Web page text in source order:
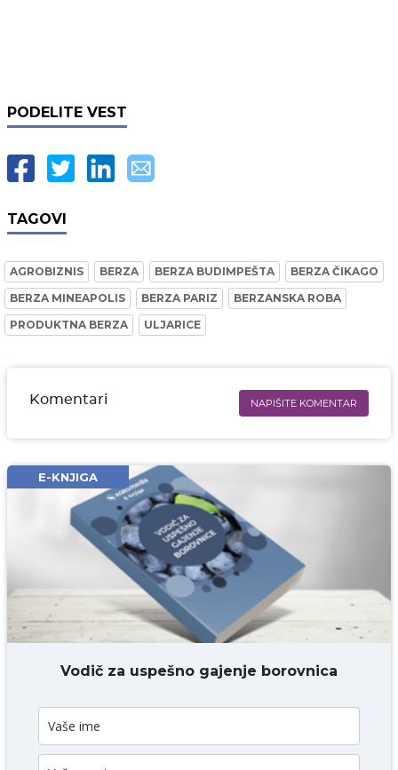
PODELITE VEST
TAGOVI
AGROBIZNIS BERZA BERZA BUDIMPEŠTA
BERZA ČIKAGO
BERZA MINEAPOLIS
BERZA PARIZ
BERZANSKA ROBA
PRODUKTNA BERZA
ULJARICE
Komentari NAPIŠITE KOMENTAR
Email* obavezno
Komentar* obavezno
DODAJ KOMENTAR
E-KNJIGA
Vodič za uspešno gajenje borovnica